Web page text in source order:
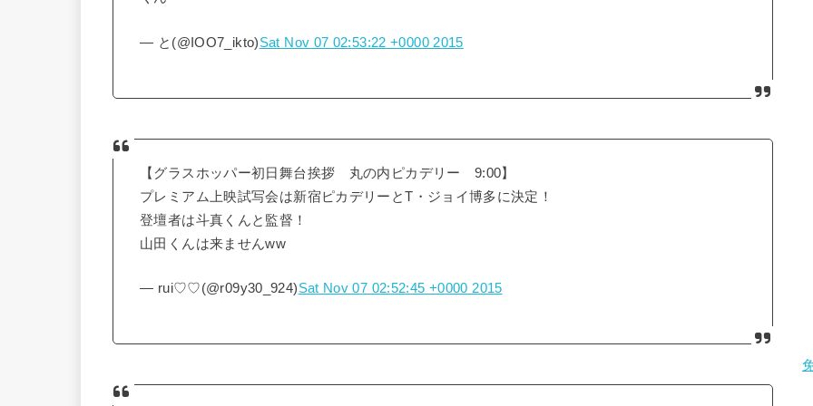
— と(@IOO7_ikto)Sat Nov 07 02:53:22 +0000 2015
【グラスホッパー初日舞台挨拶 丸の内ピカデリー 9:00】
プレミアム上映試写会は新宿ピカデリーとT・ジョイ博多に決定！
登壇者は斗真くんと監督！
山田くんは来ませんww
— rui♡♡(@r09y30_924)Sat Nov 07 02:52:45 +0000 2015